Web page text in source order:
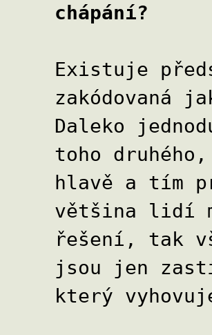
chápání?
Existuje
zakódovaná
Daleko
toho
hlavě a tím
většina lidí
řešení, tak
jsou jen
který